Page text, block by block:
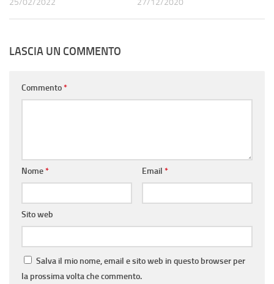
25/02/2022 27/12/2020
LASCIA UN COMMENTO
Commento*
Nome* Email *
Sito web
Salva il mio nome, email e sito web in questo browser per
la prossima volta che commento.